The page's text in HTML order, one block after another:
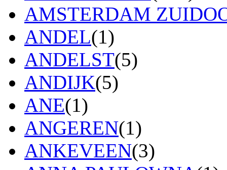
AMSTERDAM
ANDEL(1)
ANDELST(5)
ANDIJK(5)
ANE(1)
ANGEREN(1)
ANKEVEEN(3)